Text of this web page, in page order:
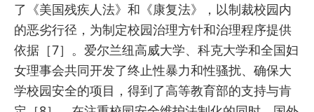
了《美国残疾人法》和《康复法》，以制裁校园内
的恶劣行径，为制定校园治理方针和治理程序提供
依据［7］。爱尔兰纽高威大学、科克大学和全国妇
女理事会共同开发了终止性暴力和性骚扰、确保大
学校园安全的项目，得到了高等教育部的支持与肯